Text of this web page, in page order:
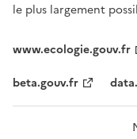
le plus largement
www.ecologie.gouv.fr
beta.gouv.fr